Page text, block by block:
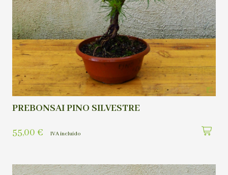
PREBONSAI PINO SILVESTRE
55,00 € IVA incluído